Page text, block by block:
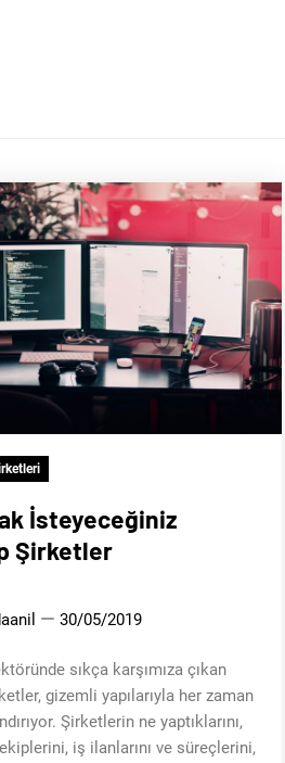
İsteyeceğiniz
Şirketler
30/05/2019
sıkça karşımıza çıkan
gizemli yapılarıyla her zaman
Şirketlerin ne yaptıklarını,
iş ilanlarını ve süreçlerini,